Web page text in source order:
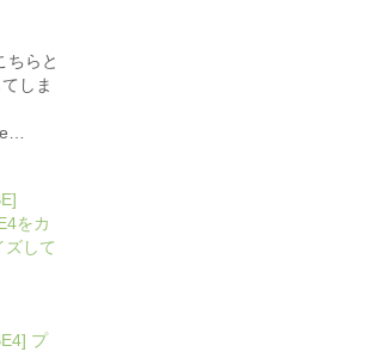
ちらと
しま
をカ
ズして
プ